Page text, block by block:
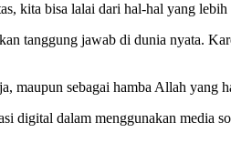
kita bisa lalai dari hal-hal yang
tanggung jawab di dunia nyata.
maupun sebagai hamba Allah yang
dalam menggunakan media